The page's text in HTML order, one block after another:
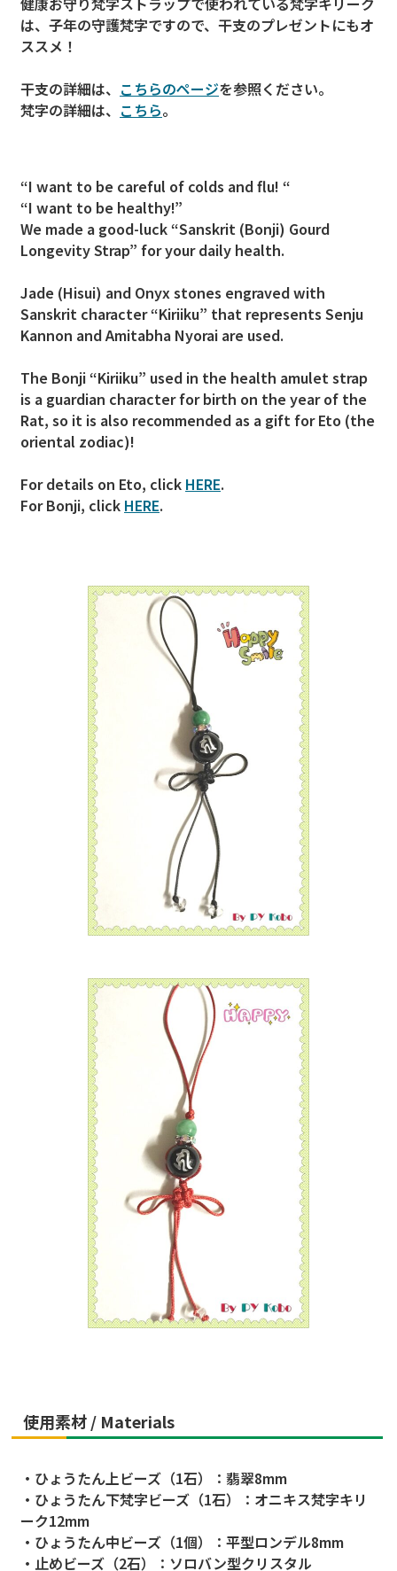
は、子年の守護梵字ですので、干支のプレゼントにもオ
ススメ！
干支の詳細は、 こちらのページを参照ください。
梵字の詳細は、 こちら。
“I want to be careful of colds and flu! “
“I want to be healthy!”
We made a good-luck “Sanskrit (Bonji) Gourd
Longevity Strap” for your daily health.
Jade (Hisui) and Onyx stones engraved with
Sanskrit character “Kiriiku” that represents Senju
Kannon and Amitabha Nyorai are used.
The Bonji “Kiriiku” used in the health amulet strap
is a guardian character for birth on the year of the
Rat, so it is also recommended as a gift for Eto (the
oriental zodiac)!
For details on Eto, click HERE.
For Bonji, click HERE.
使用素材 / Materials
・ひょうたん上ビーズ（1石）：翡翠8mm
・ひょうたん下梵字ビーズ（1石）：オニキス梵字キリ
ーク12mm
・ひょうたん中ビーズ（1個）：平型ロンデル8mm
・止めビーズ（2石）：ソロバン型クリスタル